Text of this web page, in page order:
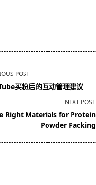
POST
买粉后的互动管理建议
NEXT POST
Right Materials for Protein
Powder Packing